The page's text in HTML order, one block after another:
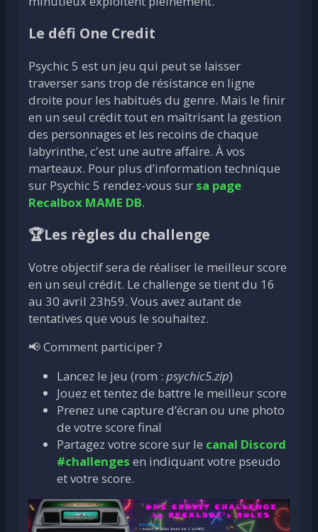
Le défi One Credit
Psychic 5 est un jeu qui peut se laisser
traverser sans trop de résistance en ligne
droite pour les habitués du genre. Mais le finir
en un seul crédit tout en maîtrisant la gestion
des personnages et les recoins de chaque
labyrinthe, c'est une autre affaire. À vos
marteaux. Pour plus d’information technique
sur Psychic 5 rendez-vous sur sa page
Recalbox MAME DB.
🏆Les règles du challenge
Votre objectif sera de réaliser le meilleur score
en un seul crédit. Le challenge se tient du 16
au 30 avril 23h59. Vous avez autant de
tentatives que vous le souhaitez.
📢 Comment participer ?
Lancez le jeu (rom : psychic5.zip)
Jouez et tentez de battre le meilleur score
Prenez une capture d’écran ou une photo
de votre score final
Partagez votre score sur le canal Discord
#challenges en indiquant votre pseudo
et votre score.